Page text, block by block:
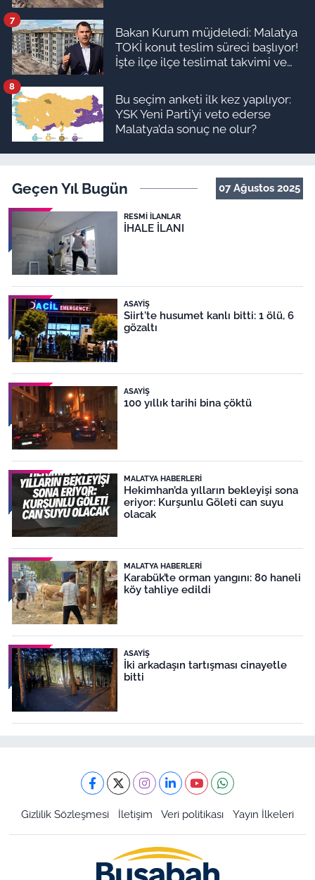
Bakan Kurum müjdeledi: Malatya
TOKİ konut teslim süreci başlıyor!
İşte ilçe ilçe teslimat takvimi ve
7
Bu seçim anketi ilk kez yapılıyor:
YSK Yeni Parti’yi veto ederse
Malatya’da sonuç ne olur?
8
Geçen Yıl Bugün 07 Ağustos 2025
RESMI İLANLAR
İHALE İLANI
ASAYIŞ
Siirt'te husumet kanlı bitti: 1 ölü, 6
gözaltı
ASAYIŞ
100 yıllık tarihi bina çöktü
MALATYA HABERLERI
Hekimhan’da yılların bekleyişi sona
eriyor: Kurşunlu Göleti can suyu
olacak
MALATYA HABERLERI
Karabük’te orman yangını: 80 haneli
köy tahliye edildi
ASAYIŞ
İki arkadaşın tartışması cinayetle
bitti
Gizlilik Sözleşmesi İletişim Veri politikası Yayın İlkeleri